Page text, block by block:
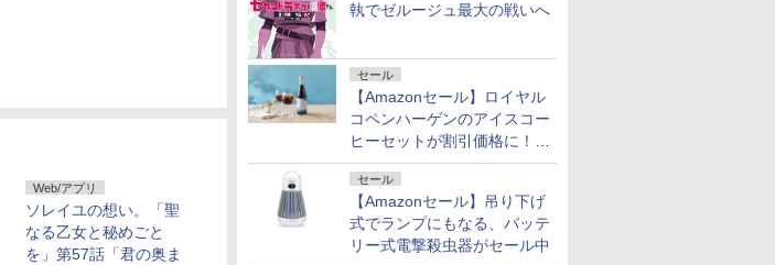
執でゼルージュ最大の戦いへ
セール
【Amazonセール】ロイヤル
コペンハーゲンのアイスコー
ヒーセットが割引価格に！夏
のギフトに最適！
セール
【Amazonセール】吊り下げ
式でランプにもなる、バッテ
リー式電撃殺虫器がセール中
Web/アプリ
ソレイユの想い。「聖
なる乙女と秘めごと
を」第57話「君の奥ま